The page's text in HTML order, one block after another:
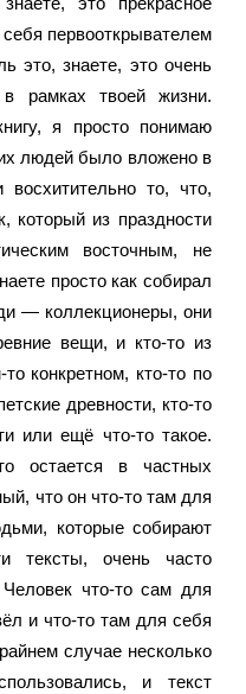
первооткрывателем
это, знаете, это очень
в рамках твоей жизни.
я просто понимаю
людей было вложено в
то, что,
который из праздности
восточным, не
просто как собирал
— коллекционеры, они
вещи, и кто-то из
конкретном, кто-то по
древности, кто-то
или ещё что-то такое.
в частных
что он что-то там для
которые собирают
тексты, очень часто
Человек что-то сам для
и что-то там для себя
случае несколько
и текст